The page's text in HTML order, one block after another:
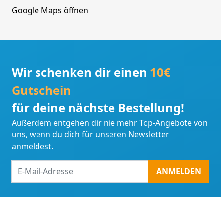
Google Maps öffnen
Wir schenken dir einen 10€
Gutschein
für deine nächste Bestellung!
Außerdem entgehen dir nie mehr Top-Angebote von
uns, wenn du dich für unseren Newsletter
anmeldest.
Mail-
ANMELDEN